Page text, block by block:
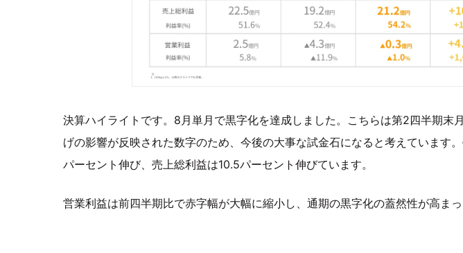
決算ハイライトです。8月単月で黒字化を達成しました。こちらは第2四半期末
げの影響が反映された数字のため、今後の大事な試金石になると考えています
パーセント伸び、売上総利益は10.5パーセント伸びています。
営業利益は前四半期比で赤字幅が大幅に縮小し、通期の黒字化の蓋然性が高まっ